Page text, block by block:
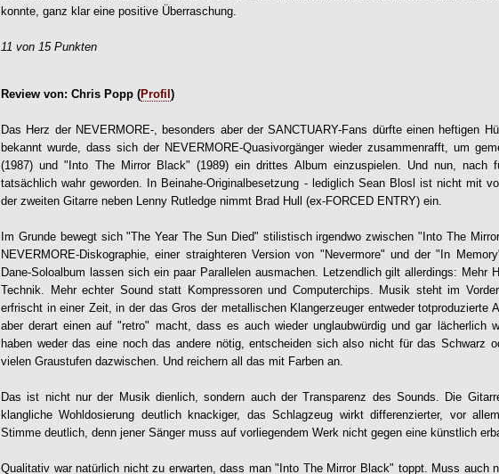
konnte, ganz klar eine positive Überraschung.
11 von 15 Punkten
Review von: Chris Popp (Profil )
Das Herz der NEVERMORE-, besonders aber der SANCTUARY-Fans dürfte einen heftigen
bekannt wurde, dass sich der NEVERMORE-Quasivorgänger wieder zusammenrafft, um
(1987) und "Into The Mirror Black" (1989) ein drittes Album einzuspielen. Und nun, nach
tatsächlich wahr geworden. In Beinahe-Originalbesetzung - lediglich Sean Blosl ist nicht mit
der zweiten Gitarre neben Lenny Rutledge nimmt Brad Hull (ex-FORCED ENTRY) ein.
Im Grunde bewegt sich "The Year The Sun Died" stilistisch irgendwo zwischen "Into The
NEVERMORE-Diskographie, einer straighteren Version von "Nevermore" und der "In
Dane-Soloalbum lassen sich ein paar Parallelen ausmachen. Letzendlich gilt allerdings: Mehr
Technik. Mehr echter Sound statt Kompressoren und Computerchips. Musik steht im
erfrischt in einer Zeit, in der das Gros der metallischen Klangerzeuger entweder totproduzierte
aber derart einen auf "retro" macht, dass es auch wieder unglaubwürdig und gar lächerlich
haben weder das eine noch das andere nötig, entscheiden sich also nicht für das Schwarz
vielen Graustufen dazwischen. Und reichern all das mit Farben an.
Das ist nicht nur der Musik dienlich, sondern auch der Transparenz des Sounds. Die
klangliche Wohldosierung deutlich knackiger, das Schlagzeug wirkt differenzierter, vor
Stimme deutlich, denn jener Sänger muss auf vorliegendem Werk nicht gegen eine künstlich
Qualitativ war natürlich nicht zu erwarten, dass man "Into The Mirror Black" toppt. Muss auch